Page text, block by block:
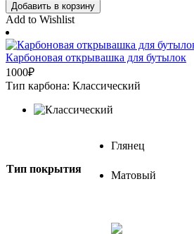
Добавить в корзину
Add to Wishlist
Карбоновая открывашка для бутылок
1000₽
Тип карбона: Классический
Тип покрытия
Глянец
Матовый